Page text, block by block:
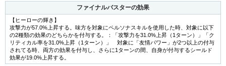
ファイナルバスターの効果
【ヒーローの輝き】
攻撃力が57.0%上昇する。味方を対象にペルソナスキルを使用した時、対象に以下
の2種類の効果のどちらかを付与する。：「攻撃力を31.0%上昇（1ターン）」「ク
リティカル率を31.0%上昇（1ターン）」 対象に「友情パワー」が2つ以上の付与
されてる時、両方の効果を付与し、さらに1ターンの間、自身が付与するシールド
効果が19.0%上昇する。